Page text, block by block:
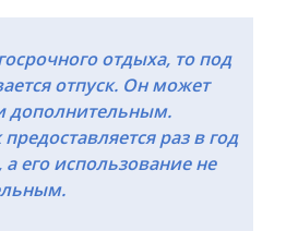
отдыха, то под
отпуск. Он может
дополнительным.
раз в год
его использование не